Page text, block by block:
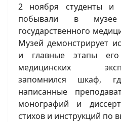
2 ноября студенты и
побывали в музее
государственного
Музей демонстрирует
и главные этапы
медицинских
запомнился шкаф,
написанные
монографий и
стихов и инструкций по